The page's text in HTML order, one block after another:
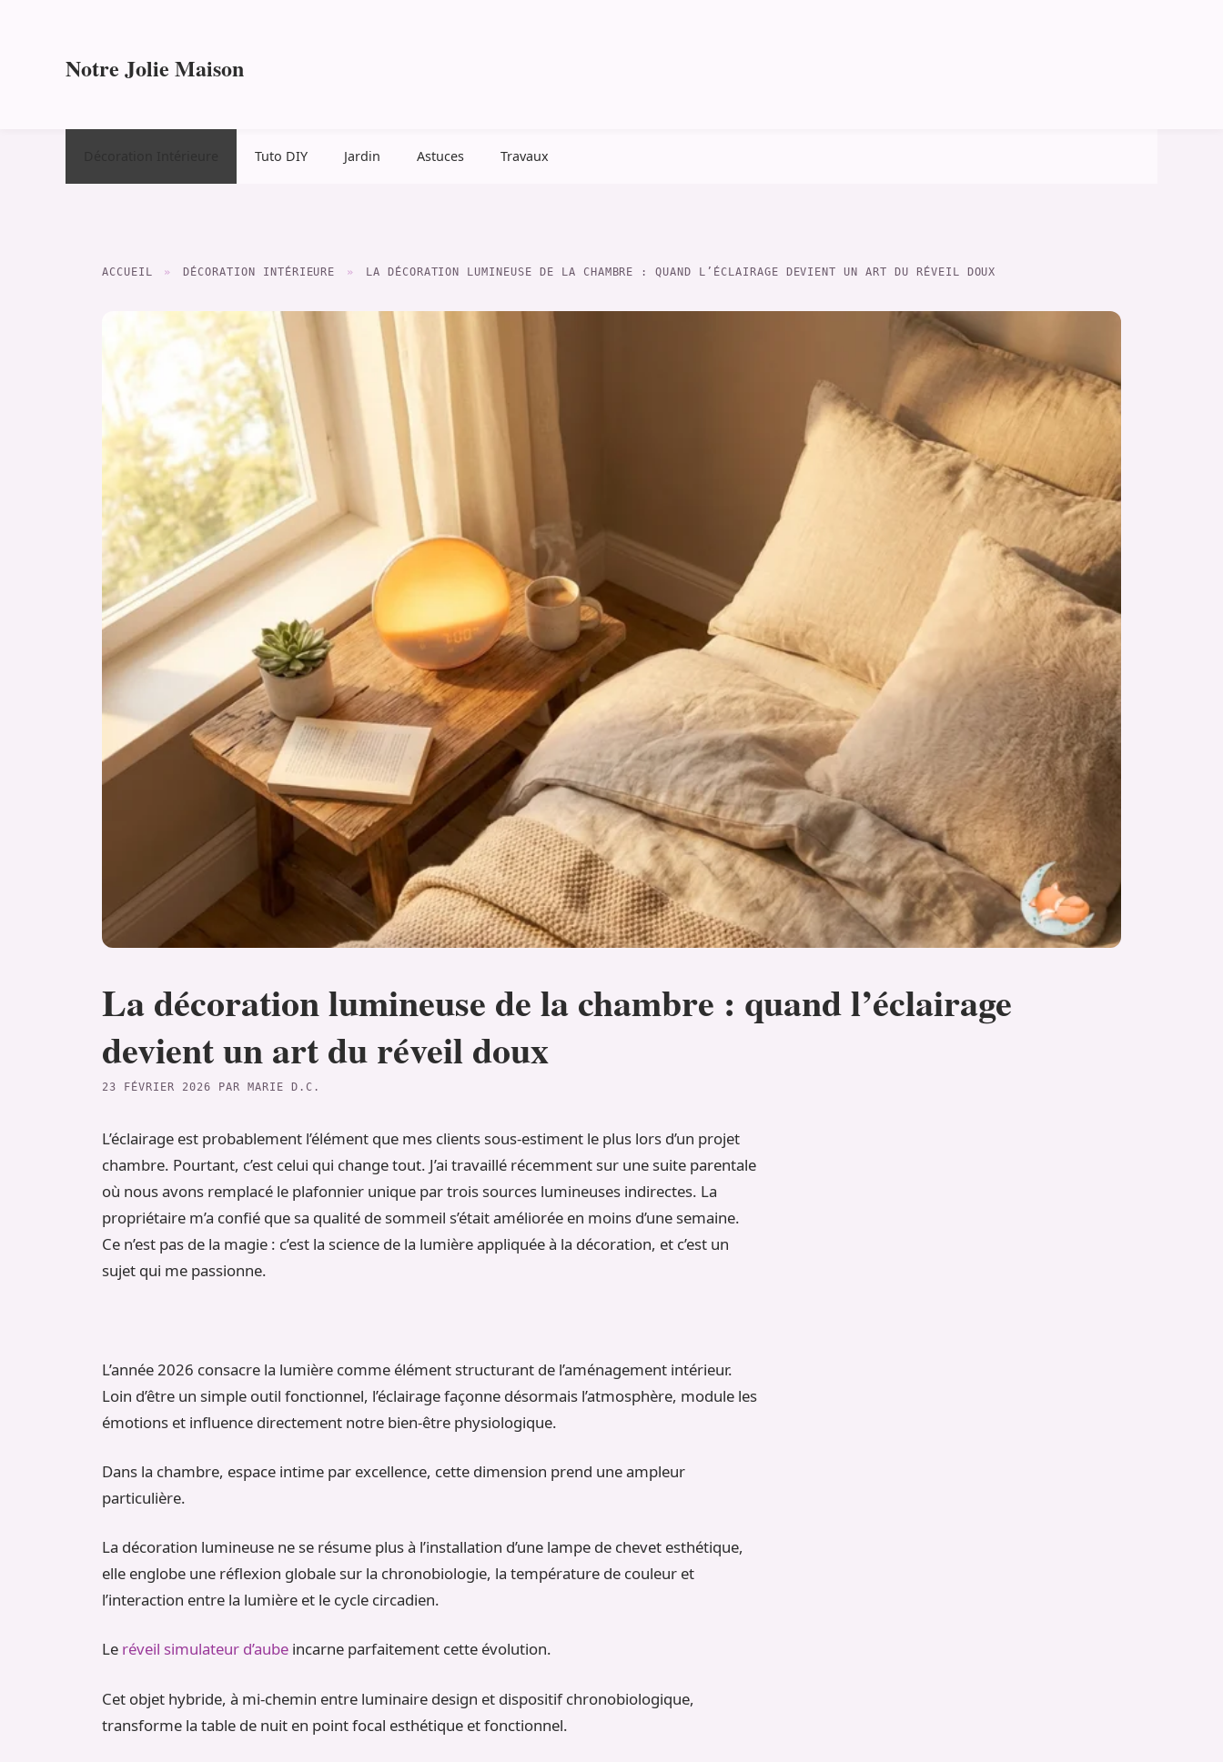
Notre Jolie Maison
Tuto DIY Jardin Astuces Travaux
ACCUEIL » DÉCORATION INTÉRIEURE » LA DÉCORATION LUMINEUSE DE LA CHAMBRE : QUAND L’ÉCLAIRAGE DEVIENT UN ART DU RÉVEIL DOUX
La décoration lumineuse de la chambre : quand l’éclairage
devient un art du réveil doux
23 FÉVRIER 2026 PAR MARIE D.C.
L’éclairage est probablement l’élément que mes clients sous-estiment le plus lors d’un projet
chambre. Pourtant, c’est celui qui change tout. J’ai travaillé récemment sur une suite parentale
où nous avons remplacé le plafonnier unique par trois sources lumineuses indirectes. La
propriétaire m’a confié que sa qualité de sommeil s’était améliorée en moins d’une semaine.
Ce n’est pas de la magie : c’est la science de la lumière appliquée à la décoration, et c’est un
sujet qui me passionne.
L’année 2026 consacre la lumière comme élément structurant de l’aménagement intérieur.
Loin d’être un simple outil fonctionnel, l’éclairage façonne désormais l’atmosphère, module les
émotions et influence directement notre bien-être physiologique.
Dans la chambre, espace intime par excellence, cette dimension prend une ampleur
particulière.
La décoration lumineuse ne se résume plus à l’installation d’une lampe de chevet esthétique,
elle englobe une réflexion globale sur la chronobiologie, la température de couleur et
l’interaction entre la lumière et le cycle circadien.
Le réveil simulateur d’aube incarne parfaitement cette évolution.
Cet objet hybride, à mi-chemin entre luminaire design et dispositif chronobiologique,
transforme la table de nuit en point focal esthétique et fonctionnel.